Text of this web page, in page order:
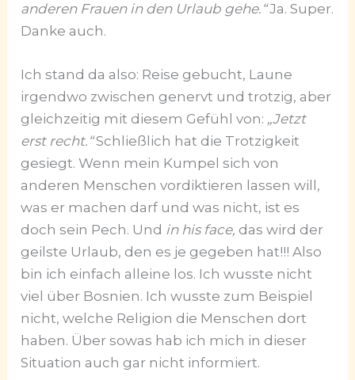
anderen Frauen in den Urlaub gehe.“Ja. Super.
Danke auch.
Ich stand da also: Reise gebucht, Laune
irgendwo zwischen genervt und trotzig, aber
gleichzeitig mit diesem Gefühl von: „Jetzt
erst recht.“Schließlich hat die Trotzigkeit
gesiegt. Wenn mein Kumpel sich von
anderen Menschen vordiktieren lassen will,
was er machen darf und was nicht, ist es
doch sein Pech. Und in his face, das wird der
geilste Urlaub, den es je gegeben hat!!! Also
bin ich einfach alleine los. Ich wusste nicht
viel über Bosnien. Ich wusste zum Beispiel
nicht, welche Religion die Menschen dort
haben. Über sowas hab ich mich in dieser
Situation auch gar nicht informiert.